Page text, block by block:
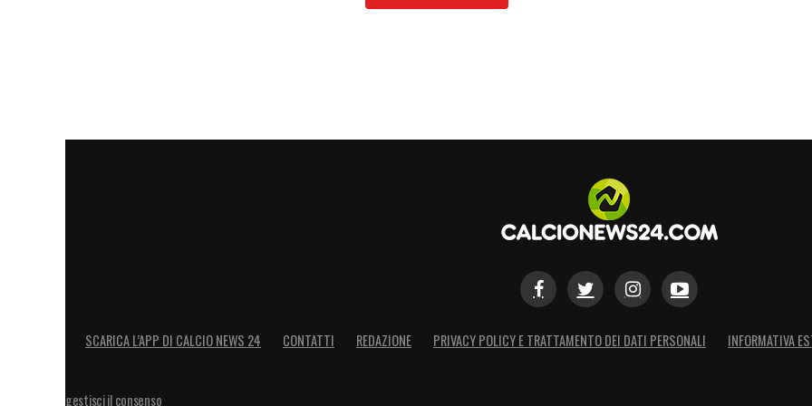
SCARICA L’APP DI CALCIO NEWS 24 CONTATTI REDAZIONE PRIVACY POLICY E TRATTAMENTO DEI DATI PERSONALI INFORMATIVA
gestisci il consenso